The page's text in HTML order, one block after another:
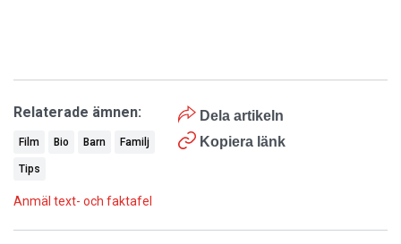
Dela artikeln
Kopiera länk
Relaterade ämnen:
Film Bio Barn Familj
Tips
Anmäl text- och faktafel